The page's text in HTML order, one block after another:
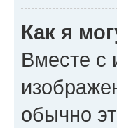
Как я
Вместе с
обычно